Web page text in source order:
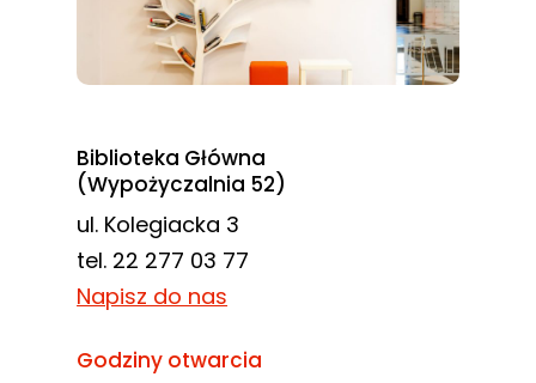
Biblioteka Główna
(Wypożyczalnia 52)
ul. Kolegiacka 3
tel. 22 277 03 77
Napisz do nas
Godziny otwarcia